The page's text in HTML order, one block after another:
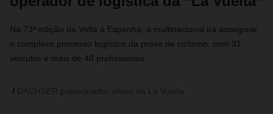
Na 73ª edição da Volta a Espanha, a multinacional irá assegurar
o complexo processo logístico da prova de ciclismo, com 31
veículos e mais de 40 profissionais.